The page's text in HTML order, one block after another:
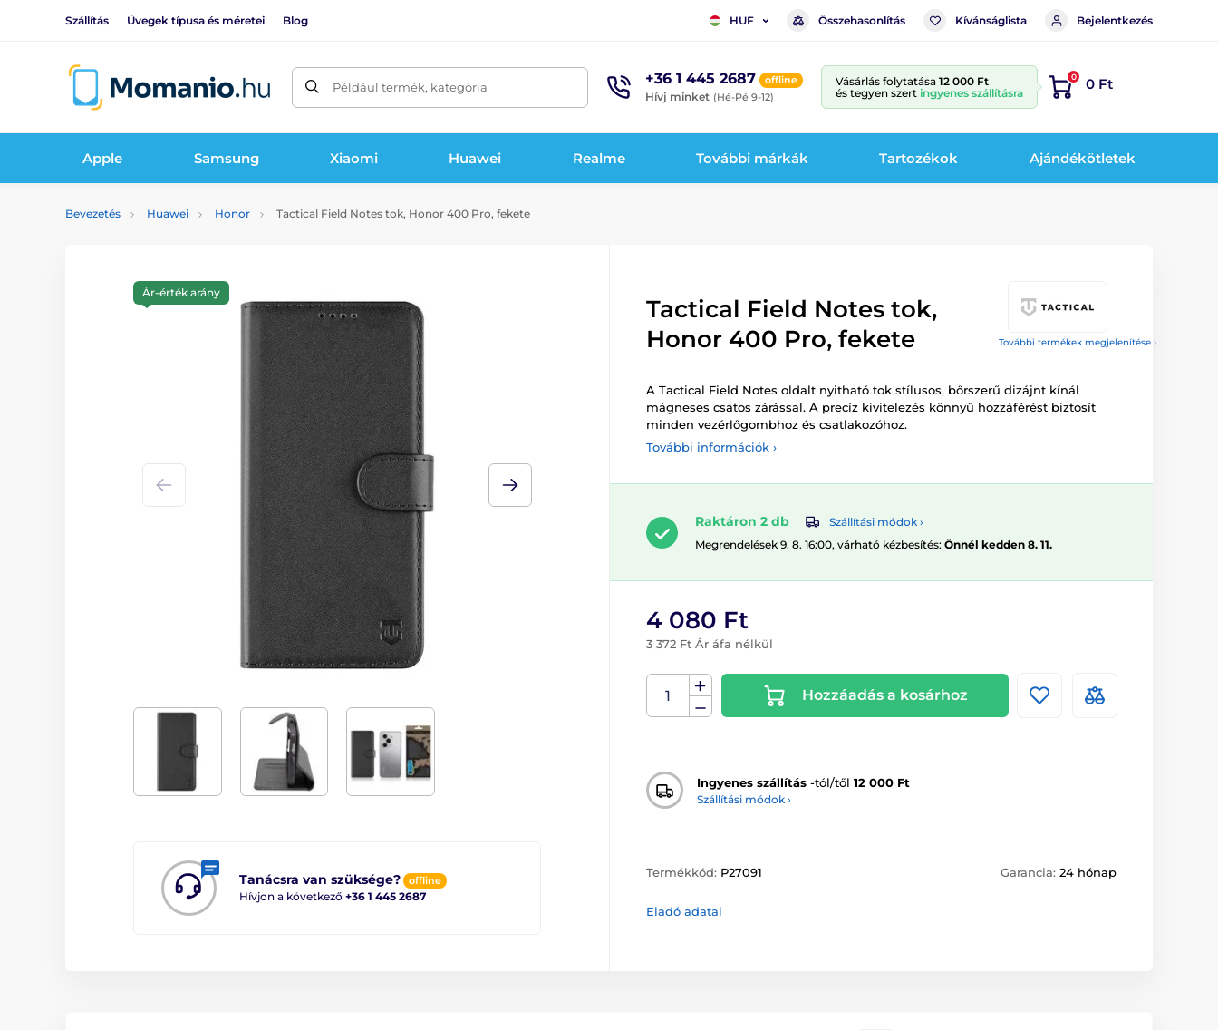
Szállítás Üvegek típusa és méretei Blog HUF Összehasonlítás Kívánságlista Bejelentkezés
Például termék, kategória +36 1 445 2687 offline
Hívj minket (Hé-Pé 9-12)
Vásárlás folytatása 12 000 Ft
és tegyen szert ingyenes szállításra
0 0 Ft
Apple Samsung Xiaomi Huawei Realme További márkák Tartozékok Ajándékötletek
Bevezetés Huawei Honor Tactical Field Notes tok, Honor 400 Pro, fekete
További termékek megjelenítése ›
Tanácsra van szüksége? offline
Hívjon a következő +36 1 445 2687
Ár-érték arány
Tactical Field Notes tok,
Honor 400 Pro, fekete
A Tactical Field Notes oldalt nyitható tok stílusos, bőrszerű dizájnt kínál
mágneses csatos zárással. A precíz kivitelezés könnyű hozzáférést biztosít
minden vezérlőgombhoz és csatlakozóhoz.
További információk ›
Raktáron 2 db
Szállítási módok ›
Megrendelések 9. 8. 16:00, várható kézbesítés: Önnél kedden 8. 11.
4 080 Ft
3 372 Ft Ár áfa nélkül
Hozzáadás a kosárhoz
Ingyenes szállítás -tól/től 12 000 Ft
Szállítási módok ›
Termékkód: P27091 Garancia: 24 hónap
Eladó adatai